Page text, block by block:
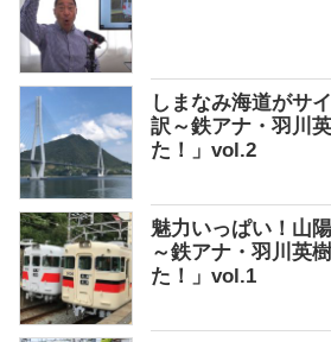
しまなみ海道がサ
訳～鉄アナ・羽川
た！」vol.2
魅力いっぱい！山
～鉄アナ・羽川英
た！」vol.1